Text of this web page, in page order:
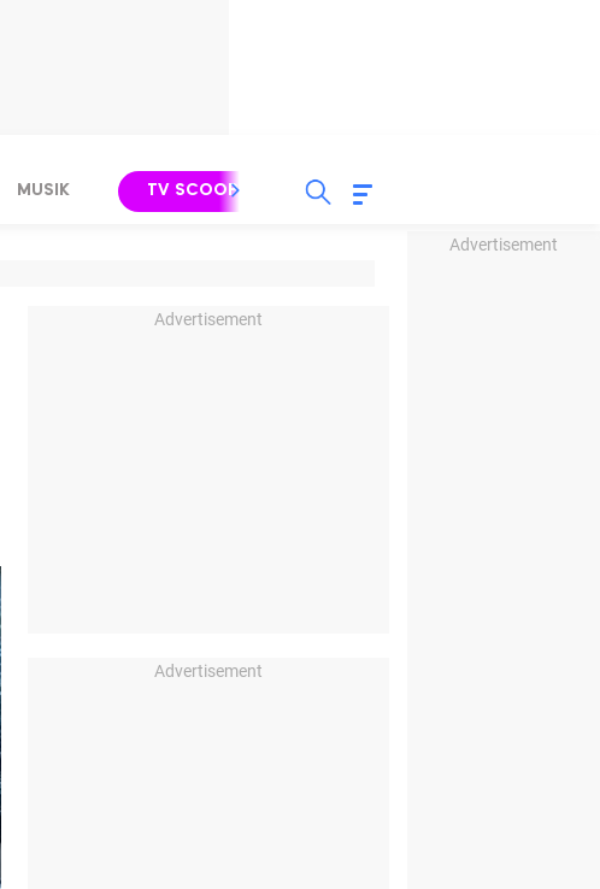
Advertisement
MUSIK TV SCOOP LIRIK
Advertisement
Advertisement